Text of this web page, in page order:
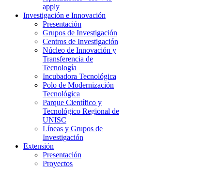
apply
Investigación e Innovación
Presentación
Grupos de Investigación
Centros de Investigación
Núcleo de Innovación y
Transferencia de
Tecnología
Incubadora Tecnológica
Polo de Modernización
Tecnológica
Parque Científico y
Tecnológico Regional de
UNISC
Líneas y Grupos de
Investigación
Extensión
Presentación
Proyectos